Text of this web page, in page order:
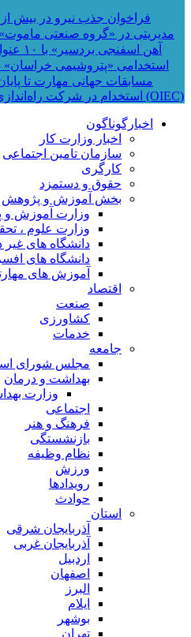
مدیریتی در «گروه صنعتی ماموت»
آهن اسفنجی بردسیر» با ۱۰ عنوان شغلی
استخدامی «پتروشیمی خراسان» در ۳
مسابقات جهانی مهارت تا
استخدام در شرکت راه‌اندازی و بهره‌برداری صنایع نفت ایکو (OIEC)
اخبارگوناگون
اخبار وزارت کار
سازمان تامین اجتماعی
کارگری
حقوق و دستمزد
بخش آموزش و پژوهش
وزارت آموزش و
وزارت علوم ،
دانشگاه های غیر
دانشگاه های
آموزش های
اقتصاد
صنعت
کشاورزی
خدمات
جامعه
مجلس شورای
بهداشت و درمان
وزارت
اجتماعی
فرهنگ و هنر
بازنشستگی
نظام وظیفه
ورزش
رویدادها
حوادث
استان
آذربایجان شرقی
آذربایجان غربی
اردبیل
اصفهان
البرز
ایلام
بوشهر
تهران